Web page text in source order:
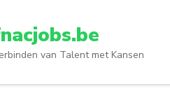
van Talent met Kansen